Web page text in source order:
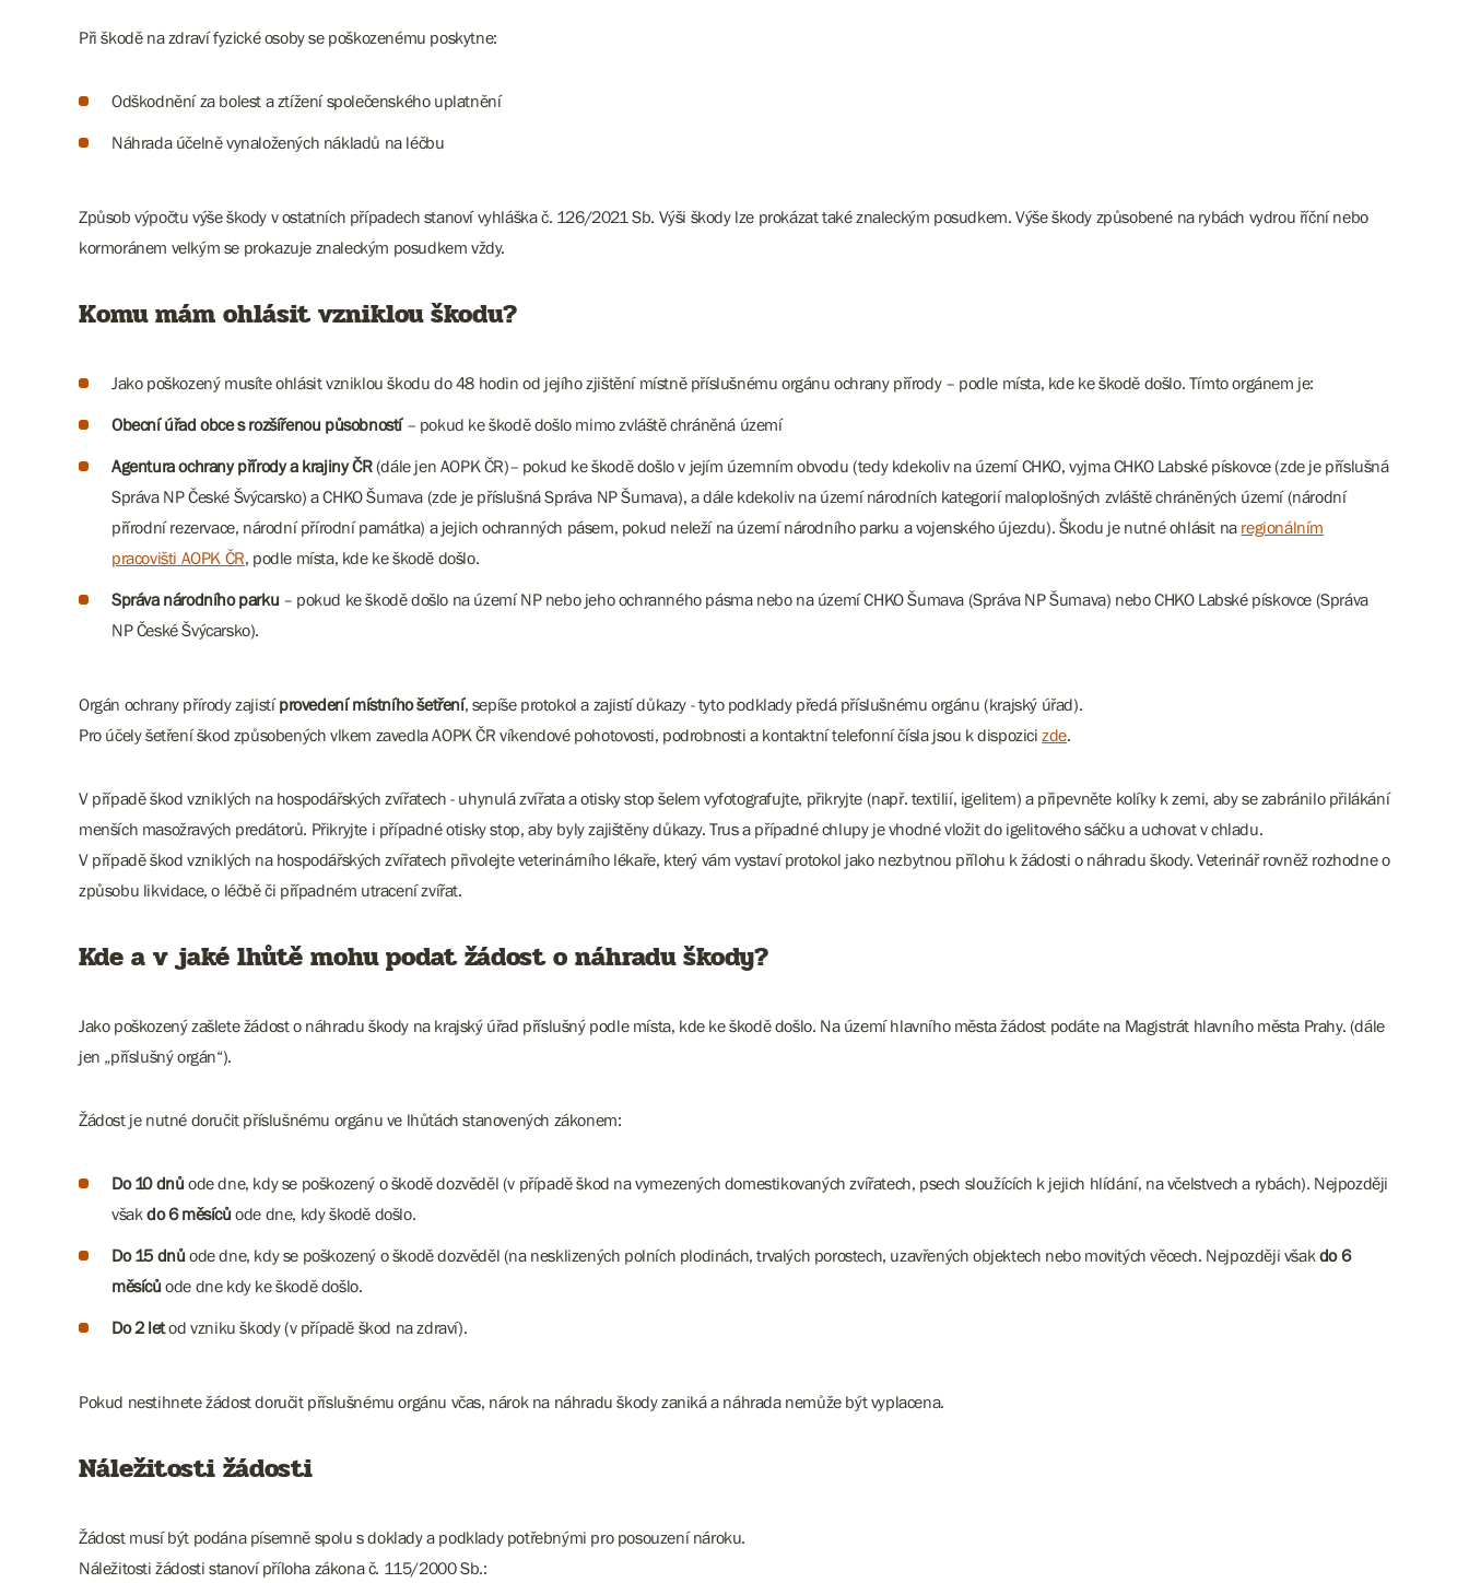
Při škodě na zdraví fyzické osoby se poškozenému poskytne:
Odškodnění za bolest a ztížení společenského uplatnění
Náhrada účelně vynaložených nákladů na léčbu
Způsob výpočtu výše škody v ostatních případech stanoví vyhláška č. 126/2021 Sb. Výši škody lze prokázat také znaleckým posudkem. Výše škody způsobené na rybách vydrou říční nebo
kormoránem velkým se prokazuje znaleckým posudkem vždy.
Komu mám ohlásit vzniklou škodu?
Jako poškozený musíte ohlásit vzniklou škodu do 48 hodin od jejího zjištění místně příslušnému orgánu ochrany přírody – podle místa, kde ke škodě došlo. Tímto orgánem je:
Obecní úřad obce s rozšířenou působností– pokud ke škodě došlo mimo zvláště chráněná území
Agentura ochrany přírody a krajiny ČR(dále jen AOPK ČR)– pokud ke škodě došlo v jejím územním obvodu (tedy kdekoliv na území CHKO, vyjma CHKO Labské pískovce (zde je příslušná
Správa NP České Švýcarsko) a CHKO Šumava (zde je příslušná Správa NP Šumava), a dále kdekoliv na území národních kategorií maloplošných zvláště chráněných území (národní
přírodní rezervace, národní přírodní památka) a jejich ochranných pásem, pokud neleží na území národního parku a vojenského újezdu). Škodu je nutné ohlásit na regionálním
pracovišti AOPK ČR, podle místa, kde ke škodě došlo.
Správa národního parku – pokud ke škodě došlo na území NP nebo jeho ochranného pásma nebo na území CHKO Šumava (Správa NP Šumava) nebo CHKO Labské pískovce (Správa
NP České Švýcarsko).
Orgán ochrany přírody zajistíprovedení místního šetření, sepíše protokol a zajistí důkazy - tyto podklady předá příslušnému orgánu (krajský úřad).
Pro účely šetření škod způsobených vlkem zavedla AOPK ČR víkendové pohotovosti, podrobnosti a kontaktní telefonní čísla jsou k dispozicizde.
V případě škod vzniklých na hospodářských zvířatech - uhynulá zvířata a otisky stop šelem vyfotografujte, přikryjte (např. textilií, igelitem) a připevněte kolíky k zemi, aby se zabránilo přilákání
menších masožravých predátorů. Přikryjte i případné otisky stop, aby byly zajištěny důkazy. Trus a případné chlupy je vhodné vložit do igelitového sáčku a uchovat v chladu.
V případě škod vzniklých na hospodářských zvířatech přivolejte veterinárního lékaře, který vám vystaví protokol jako nezbytnou přílohu k žádosti o náhradu škody. Veterinář rovněž rozhodne o
způsobu likvidace, o léčbě či případném utracení zvířat.
Kde a v jaké lhůtě mohu podat žádost o náhradu škody?
Jako poškozený zašlete žádost o náhradu škody na krajský úřad příslušný podle místa, kde ke škodě došlo. Na území hlavního města žádost podáte na Magistrát hlavního města Prahy. (dále
jen „příslušný orgán“).
Žádost je nutné doručit příslušnému orgánu ve lhůtách stanovených zákonem:
Do 10 dnů ode dne, kdy se poškozený o škodě dozvěděl (v případě škod na vymezených domestikovaných zvířatech, psech sloužících k jejich hlídání, na včelstvech a rybách). Nejpozději
však do 6 měsíců ode dne, kdy škodě došlo.
Do 15 dnů ode dne, kdy se poškozený o škodě dozvěděl (na nesklizených polních plodinách, trvalých porostech, uzavřených objektech nebo movitých věcech. Nejpozději však do 6
měsíců ode dne kdy ke škodě došlo.
Do 2 letod vzniku škody (v případě škod na zdraví).
Pokud nestihnete žádost doručit příslušnému orgánu včas, nárok na náhradu škody zaniká a náhrada nemůže být vyplacena.
Náležitosti žádosti
Žádost musí být podána písemně spolu s doklady a podklady potřebnými pro posouzení nároku.
Náležitosti žádosti stanoví příloha zákona č. 115/2000 Sb.: